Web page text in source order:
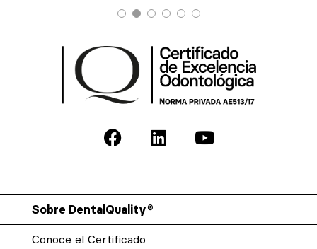
Sobre DentalQuality®
Conoce el Certificado